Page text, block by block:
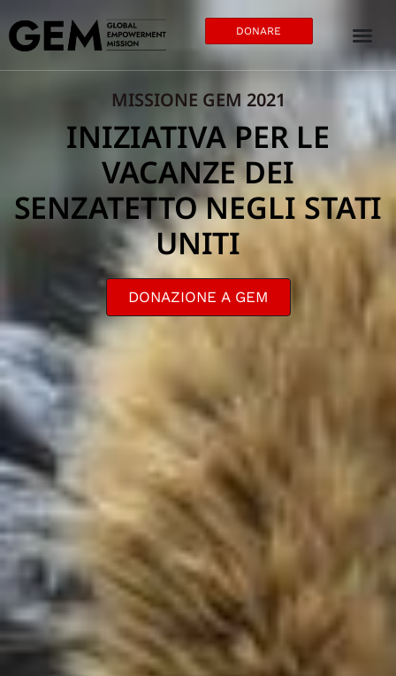
DONARE
MISSIONE GEM 2021
INIZIATIVA PER LE
VACANZE DEI
SENZATETTO NEGLI STATI
UNITI
DONAZIONE A GEM